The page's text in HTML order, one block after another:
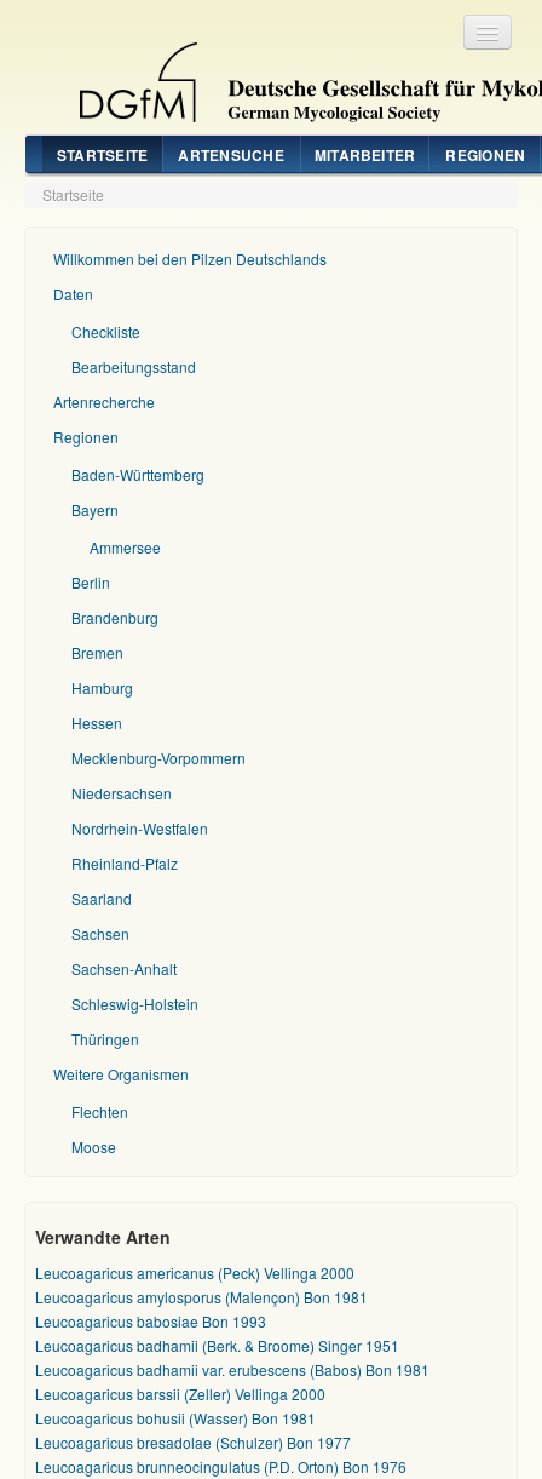
STARTSEITE ARTENSUCHE MITARBEITER REGIONEN
Startseite
Willkommen bei den Pilzen Deutschlands
Daten
Checkliste
Bearbeitungsstand
Artenrecherche
Regionen
Baden-Württemberg
Bayern
Ammersee
Berlin
Brandenburg
Bremen
Hamburg
Hessen
Mecklenburg-Vorpommern
Niedersachsen
Nordrhein-Westfalen
Rheinland-Pfalz
Saarland
Sachsen
Sachsen-Anhalt
Schleswig-Holstein
Thüringen
Weitere Organismen
Flechten
Moose
Verwandte Arten
Leucoagaricus americanus (Peck) Vellinga 2000
Leucoagaricus amylosporus (Malençon) Bon 1981
Leucoagaricus babosiae Bon 1993
Leucoagaricus badhamii (Berk. & Broome) Singer 1951
Leucoagaricus badhamii var. erubescens (Babos) Bon 1981
Leucoagaricus barssii (Zeller) Vellinga 2000
Leucoagaricus bohusii (Wasser) Bon 1981
Leucoagaricus bresadolae (Schulzer) Bon 1977
Leucoagaricus brunneocingulatus (P.D. Orton) Bon 1976